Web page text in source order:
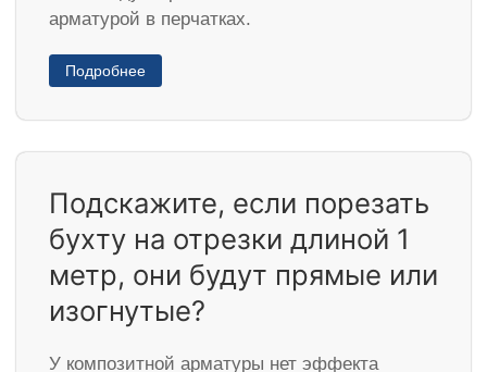
арматурой в перчатках.
Подробнее
Подскажите, если порезать
бухту на отрезки длиной 1
метр, они будут прямые или
изогнутые?
У композитной арматуры нет эффекта